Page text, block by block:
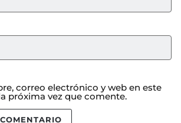
correo electrónico y web en este
próxima vez que comente.